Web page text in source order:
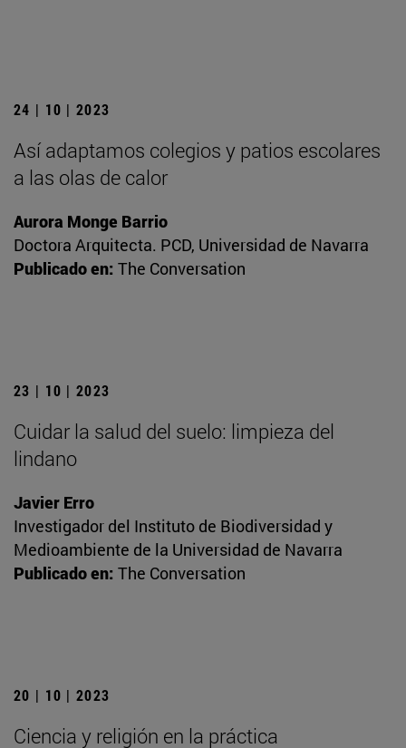
24 | 10 | 2023
Así adaptamos colegios y patios escolares
a las olas de calor
Aurora Monge Barrio
Doctora Arquitecta. PCD, Universidad de Navarra
Publicado en: The Conversation
23 | 10 | 2023
Cuidar la salud del suelo: limpieza del
lindano
Javier Erro
Investigador del Instituto de Biodiversidad y
Medioambiente de la Universidad de Navarra
Publicado en: The Conversation
20 | 10 | 2023
Ciencia y religión en la práctica